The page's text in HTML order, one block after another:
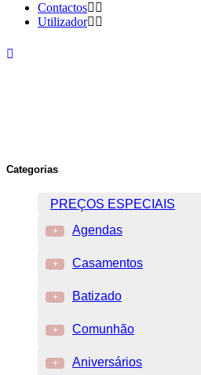
Contactos
Utilizador
Categorias
PREÇOS ESPECIAIS
+ Agendas
+ Casamentos
+ Batizado
+ Comunhão
+ Aniversários